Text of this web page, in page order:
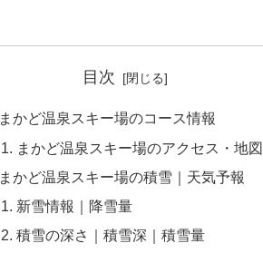
目次
まかど温泉スキー場のコース情報
まかど温泉スキー場のアクセス・地図
まかど温泉スキー場の積雪｜天気予報
新雪情報｜降雪量
積雪の深さ｜積雪深｜積雪量